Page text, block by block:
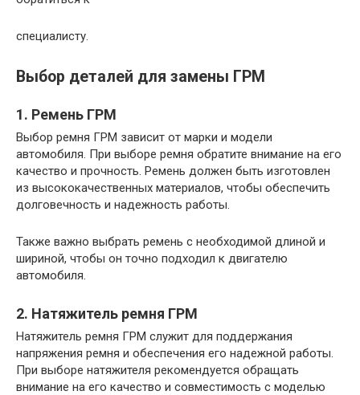
специалисту.
Выбор деталей для замены ГРМ
1. Ремень ГРМ
Выбор ремня ГРМ зависит от марки и модели
автомобиля. При выборе ремня обратите внимание на его
качество и прочность. Ремень должен быть изготовлен
из высококачественных материалов, чтобы обеспечить
долговечность и надежность работы.
Также важно выбрать ремень с необходимой длиной и
шириной, чтобы он точно подходил к двигателю
автомобиля.
2. Натяжитель ремня ГРМ
Натяжитель ремня ГРМ служит для поддержания
напряжения ремня и обеспечения его надежной работы.
При выборе натяжителя рекомендуется обращать
внимание на его качество и совместимость с моделью